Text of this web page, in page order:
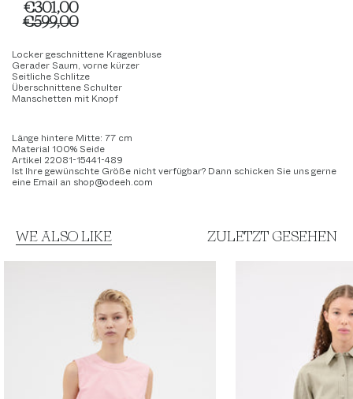
€301,00
€599,00
Locker geschnittene Kragenbluse
Gerader Saum, vorne kürzer
Seitliche Schlitze
Überschnittene Schulter
Manschetten mit Knopf
Länge hintere Mitte: 77 cm
Material 100% Seide
Artikel 22081-15441-489
Ist Ihre gewünschte Größe nicht verfügbar? Dann schicken Sie uns gerne
eine Email an shop@odeeh.com
WE ALSO LIKE ZULETZT GESEHEN